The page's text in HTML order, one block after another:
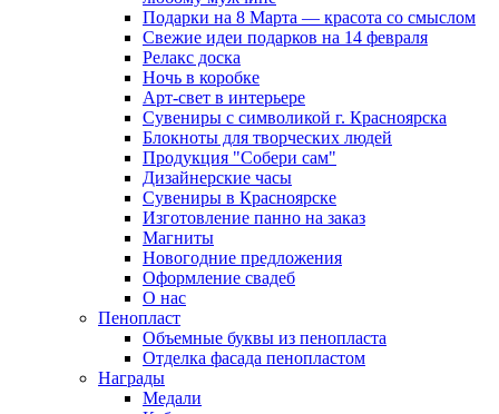
Подарки на 8 Марта — красота со смыслом
Свежие идеи подарков на 14 февраля
Релакс доска
Ночь в коробке
Арт-свет в интерьере
Сувениры с символикой г. Красноярска
Блокноты для творческих людей
Продукция "Собери сам"
Дизайнерские часы
Сувениры в Красноярске
Изготовление панно на заказ
Магниты
Новогодние предложения
Оформление свадеб
О нас
Пенопласт
Объемные буквы из пенопласта
Отделка фасада пенопластом
Награды
Медали